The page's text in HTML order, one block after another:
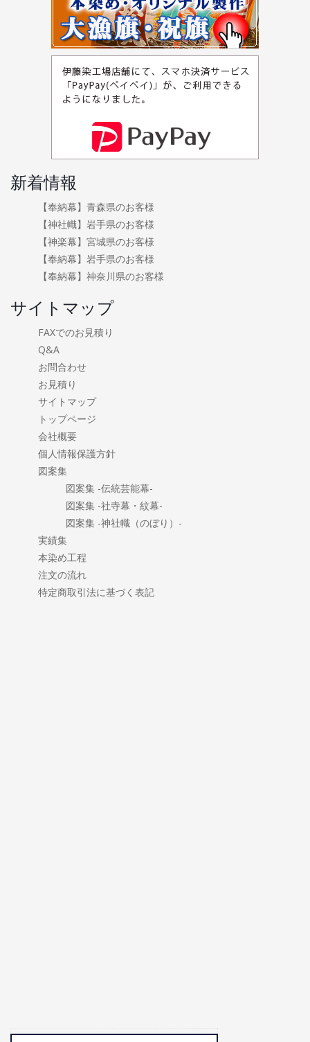
新着情報
【奉納幕】青森県のお客様
【神社幟】岩手県のお客様
【神楽幕】宮城県のお客様
【奉納幕】岩手県のお客様
【奉納幕】神奈川県のお客様
サイトマップ
FAXでのお見積り
Q&A
お問合わせ
お見積り
サイトマップ
トップページ
会社概要
個人情報保護方針
図案集
図案集 -伝統芸能幕-
図案集 -社寺幕・紋幕-
図案集 -神社幟（のぼり）-
実績集
本染め工程
注文の流れ
特定商取引法に基づく表記